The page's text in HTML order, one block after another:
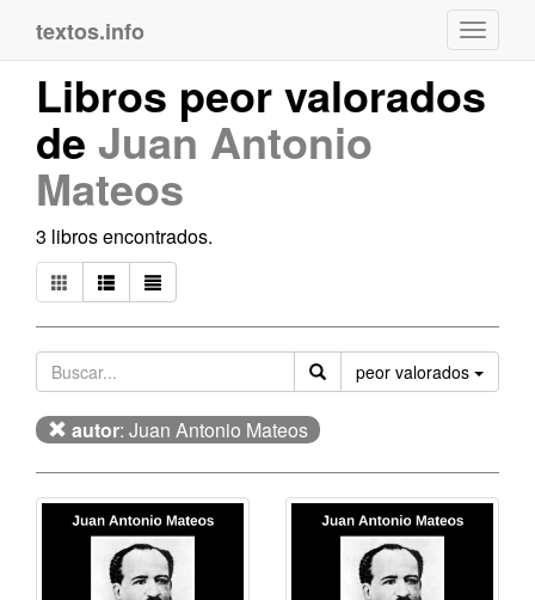
textos.info
Libros peor valorados
de Juan Antonio
Mateos
3 libros encontrados.
peor valorados
autor: Juan Antonio Mateos